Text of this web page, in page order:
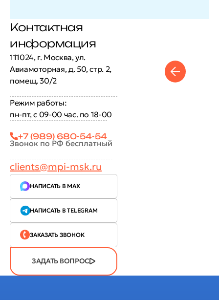
Контактная
информация
111024, г. Москва, ул.
Авиамоторная, д. 50, стр. 2,
помещ. 30/2
Режим работы:
пн-пт, с 09-00 час. по 18-00
+7 (989) 680-54-54
Звонок по РФ бесплатный
clients@mpi-msk.ru
НАПИСАТЬ В MAX
НАПИСАТЬ В TELEGRAM
ЗАКАЗАТЬ ЗВОНОК
ЗАДАТЬ ВОПРОС